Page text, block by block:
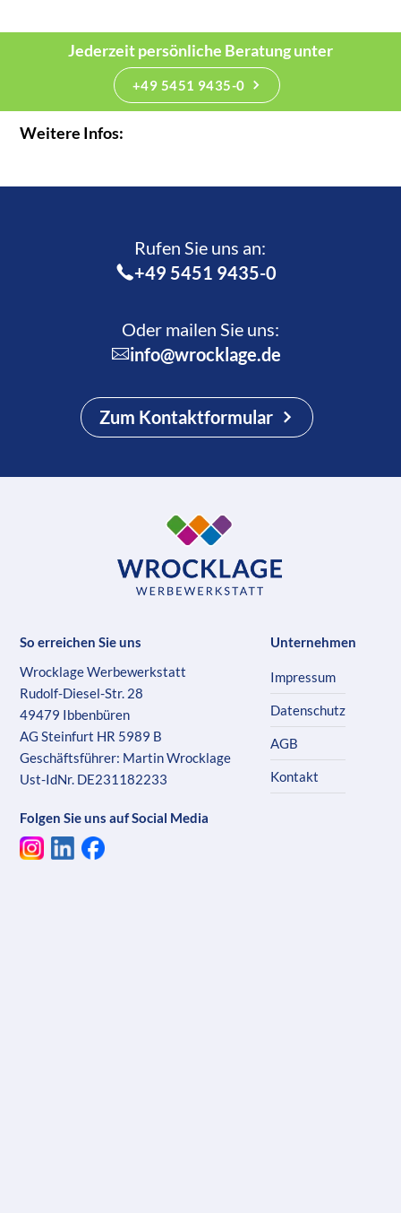
Jederzeit persönliche Beratung unter
+49 5451 9435-0
Weitere Infos:
Rufen Sie uns an:­
+49 5451 9435-0
Oder mailen Sie uns:
info@wrocklage.de
Zum Kontaktformular
So erreichen Sie uns
Wrocklage Werbewerkstatt
Rudolf-Diesel-Str. 28
49479 Ibbenbüren
AG Steinfurt HR 5989 B
Geschäftsführer: Martin Wrocklage
Ust-IdNr. DE231182233
Folgen Sie uns auf Social Media
Unternehmen
Impressum
Datenschutz
AGB
Kontakt